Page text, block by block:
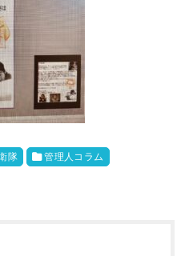
隊 管理人コラム